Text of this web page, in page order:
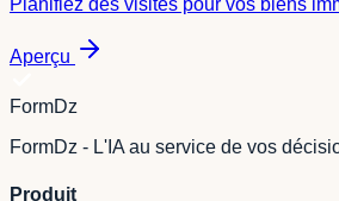
Planifiez des visites pour vos biens
Aperçu
FormDz
FormDz - L'IA au service de vos
Produit